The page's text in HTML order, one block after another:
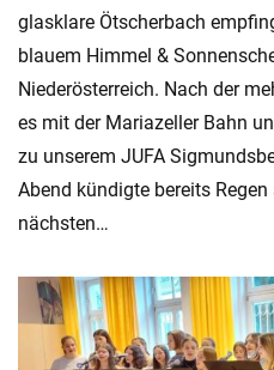
glasklare Ötscherbach
blauem Himmel &
Niederösterreich. Nach der
es mit der Mariazeller Bahn
zu unserem JUFA
Abend kündigte bereits
nächsten…